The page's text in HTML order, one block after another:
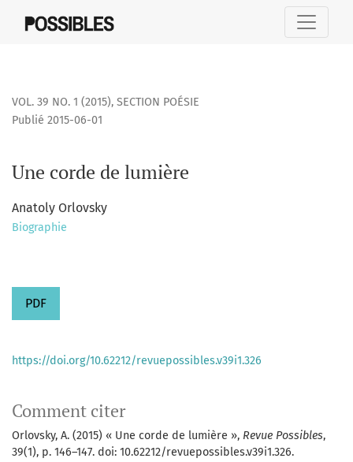
VOL. 39 NO. 1 (2015), SECTION POÉSIE
Une corde de lumière
Publié 2015-06-01
Anatoly Orlovsky
Biographie
PDF
Comment citer
Orlovsky, A. (2015) « Une corde de lumière », Revue Possibles,
39(1), p. 146–147. doi: 10.62212/revuepossibles.v39i1.326.
https://doi.org/10.62212/revuepossibles.v39i1.326